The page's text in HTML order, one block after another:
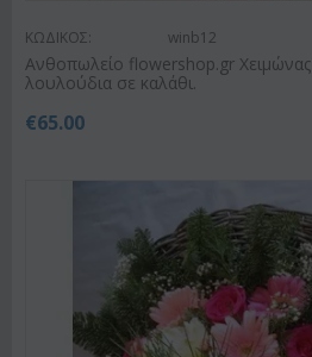
ΚΩΔΙΚΟΣ: winb12
Ανθοπωλείο flowershop.gr
λουλούδια σε καλάθι.
€65.00